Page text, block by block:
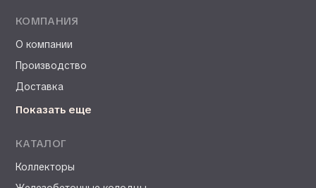
КОМПАНИЯ
О компании
Производство
Доставка
Показать еще
КАТАЛОГ
Коллекторы